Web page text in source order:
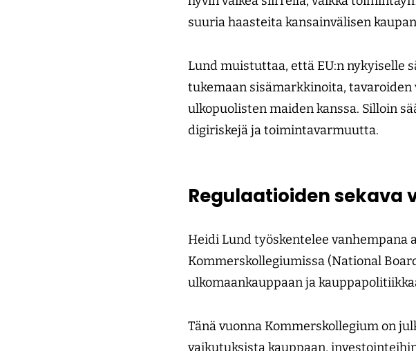
suuria haasteita kansainvälisen
Lund muistuttaa, että EU:n nykyiselle
tukemaan sisämarkkinoita,
ulkopuolisten maiden kanssa. Silloin
digiriskejä ja toimintavarmuutta.
Regulaatioiden sekava
Heidi Lund työskentelee
Kommerskollegiumissa (National
ulkomaankauppaan ja
Tänä vuonna Kommerskollegium on
vaikutuksista kauppaan,